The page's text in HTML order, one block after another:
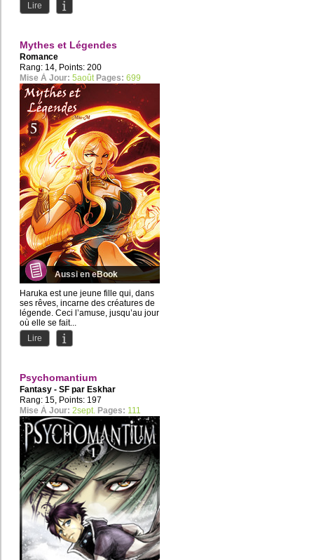
Lire
Mythes et Légendes
Romance
Rang: 14, Points: 200
Mise À Jour: 5août Pages: 699
Aussi en eBook
Haruka est une jeune fille qui, dans
ses rêves, incarne des créatures de
légende. Ceci l’amuse, jusqu’au jour
où elle se fait...
Lire
Psychomantium
Fantasy - SF par Eskhar
Rang: 15, Points: 197
Mise À Jour: 2sept. Pages: 111